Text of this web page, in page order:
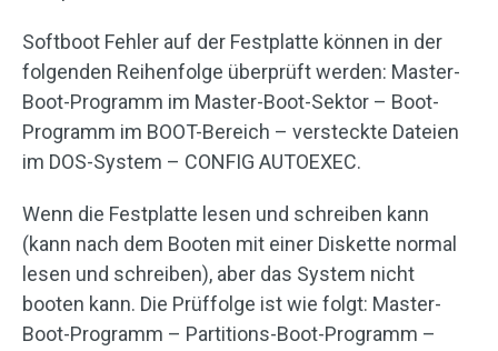
Softboot Fehler auf der Festplatte können in der
folgenden Reihenfolge überprüft werden: Master-
Boot-Programm im Master-Boot-Sektor – Boot-
Programm im BOOT-Bereich – versteckte Dateien
im DOS-System – CONFIG AUTOEXEC.
Wenn die Festplatte lesen und schreiben kann
(kann nach dem Booten mit einer Diskette normal
lesen und schreiben), aber das System nicht
booten kann. Die Prüffolge ist wie folgt: Master-
Boot-Programm – Partitions-Boot-Programm –